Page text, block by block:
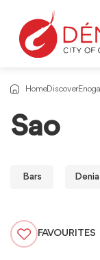
HomeDiscover
Sao
Bars
FAVOURITES